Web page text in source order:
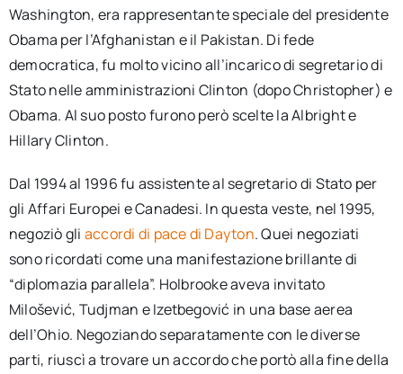
Washington, era rappresentante speciale del presidente
Obama per l’Afghanistan e il Pakistan. Di fede
democratica, fu molto vicino all’incarico di segretario di
Stato nelle amministrazioni Clinton (dopo Christopher) e
Obama. Al suo posto furono però scelte la Albright e
Hillary Clinton.
Dal 1994 al 1996 fu assistente al segretario di Stato per
gli Affari Europei e Canadesi. In questa veste, nel 1995,
negoziò gli accordi di pace di Dayton. Quei negoziati
sono ricordati come una manifestazione brillante di
“diplomazia parallela”. Holbrooke aveva invitato
Milošević, Tudjman e Izetbegović in una base aerea
dell’Ohio. Negoziando separatamente con le diverse
parti, riuscì a trovare un accordo che portò alla fine della